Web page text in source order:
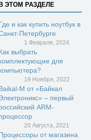
ЭТОМ РАЗДЕЛЕ
и как купить ноутбук в
Петербурге
1 Февраля, 2024
выбрать
для
19 Ноября, 2022
M от «Байкал
– первый
ARM-
20 Августа, 2021
от магазина